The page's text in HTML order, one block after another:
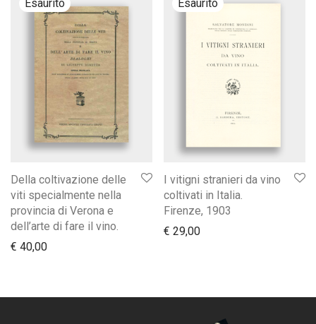
Della coltivazione delle
viti specialmente nella
provincia di Verona e
dell’arte di fare il vino.
€ 40,00
I vitigni stranieri da vino
coltivati in Italia.
Firenze, 1903
€ 29,00